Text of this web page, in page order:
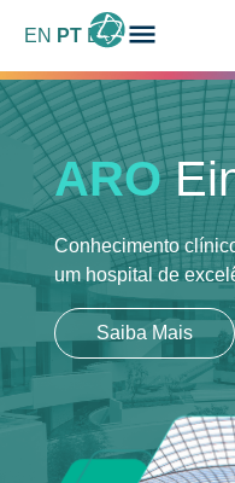
EN PT ES
ARO
Conhecimento
um hospital de
Saiba Mais